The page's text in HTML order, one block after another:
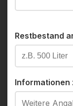
Restbestand
Informationen